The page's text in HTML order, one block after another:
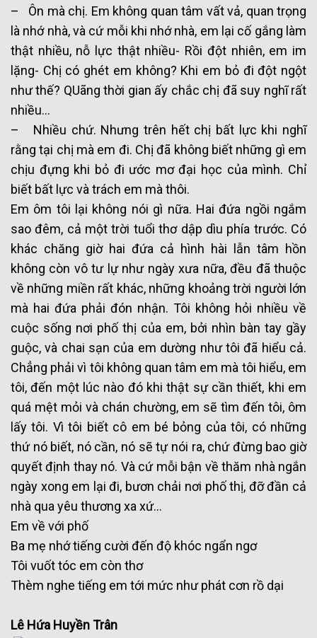
– Ôn mà chị. Em không quan tâm vất vả, quan trọng
là nhớ nhà, và cứ mỗi khi nhớ nhà, em lại cố gắng làm
thật nhiều, nỗ lực thật nhiều- Rồi đột nhiên, em im
lặng- Chị có ghét em không? Khi em bỏ đi đột ngột
như thế? QUãng thời gian ấy chắc chị đã suy nghĩ rất
nhiều…
– Nhiều chứ. Nhưng trên hết chị bất lực khi nghĩ
rằng tại chị mà em đi. Chị đã không biết những gì em
chịu đựng khi bỏ đi ước mơ đại học của mình. Chỉ
biết bất lực và trách em mà thôi.
Em ôm tôi lại không nói gì nữa. Hai đứa ngồi ngắm
sao đêm, cả một trời tuổi thơ dập dìu phía trước. Có
khác chăng giờ hai đứa cả hình hài lẫn tâm hồn
không còn vô tư lự như ngày xưa nữa, đều đã thuộc
về những miền rất khác, những khoảng trời người lớn
mà hai đứa phải đón nhận. Tôi không hỏi nhiều về
cuộc sống nơi phố thị của em, bởi nhìn bàn tay gầy
guộc, và chai sạn của em dường như tôi đã hiểu cả.
Chẳng phải vì tôi không quan tâm em mà tôi hiểu, em
tôi, đến một lúc nào đó khi thật sự cần thiết, khi em
quá mệt mỏi và chán chường, em sẽ tìm đến tôi, ôm
lấy tôi. Vì tôi biết cô em bé bỏng của tôi, có những
thứ nó biết, nó cần, nó sẽ tự nói ra, chứ đừng bao giờ
quyết định thay nó. Và cứ mỗi bận về thăm nhà ngắn
ngày xong em lại đi, bươn chải nơi phố thị, đỡ đần cả
nhà qua yêu thương xa xứ…
Em về với phố
Ba mẹ nhớ tiếng cười đến độ khóc ngẩn ngơ
Tôi vuốt tóc em còn thơ
Thèm nghe tiếng em tới mức như phát cơn rồ dại
Lê Hứa Huyền Trân